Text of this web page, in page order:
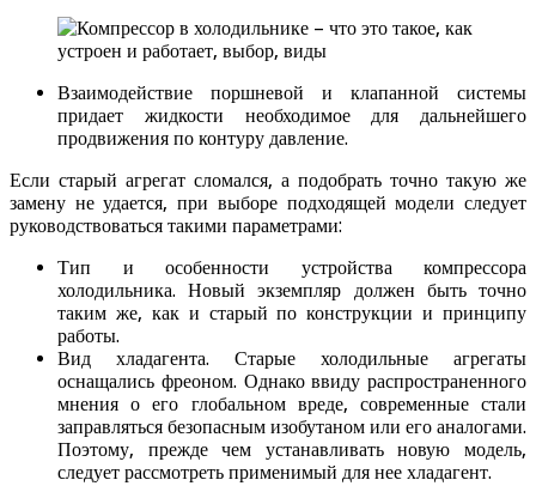
Взаимодействие поршневой и клапанной системы
придает жидкости необходимое для дальнейшего
продвижения по контуру давление.
Если старый агрегат сломался, а подобрать точно такую же
замену не удается, при выборе подходящей модели следует
руководствоваться такими параметрами:
Тип и особенности устройства компрессора
холодильника. Новый экземпляр должен быть точно
таким же, как и старый по конструкции и принципу
работы.
Вид хладагента. Старые холодильные агрегаты
оснащались фреоном. Однако ввиду распространенного
мнения о его глобальном вреде, современные стали
заправляться безопасным изобутаном или его аналогами.
Поэтому, прежде чем устанавливать новую модель,
следует рассмотреть применимый для нее хладагент.